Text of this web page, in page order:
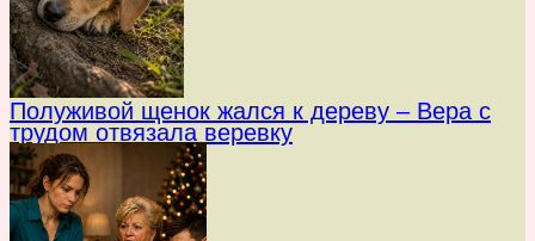
Полуживой щенок жался к дереву – Вера с
трудом отвязала веревку